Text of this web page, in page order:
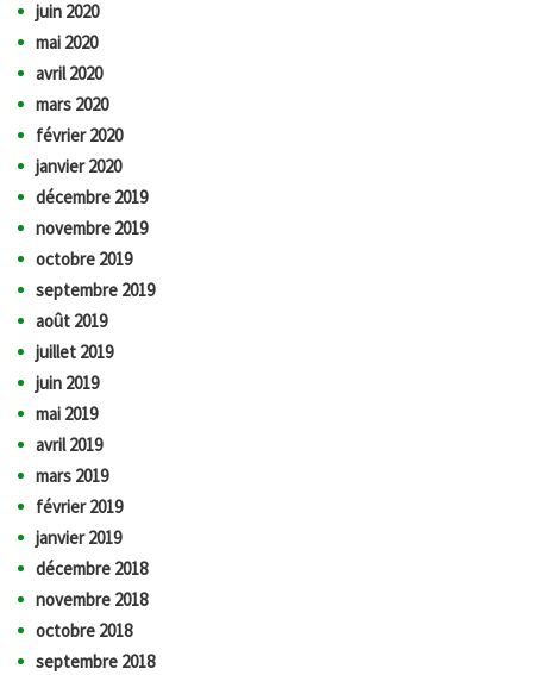
juin 2020
mai 2020
avril 2020
mars 2020
février 2020
janvier 2020
décembre 2019
novembre 2019
octobre 2019
septembre 2019
août 2019
juillet 2019
juin 2019
mai 2019
avril 2019
mars 2019
février 2019
janvier 2019
décembre 2018
novembre 2018
octobre 2018
septembre 2018